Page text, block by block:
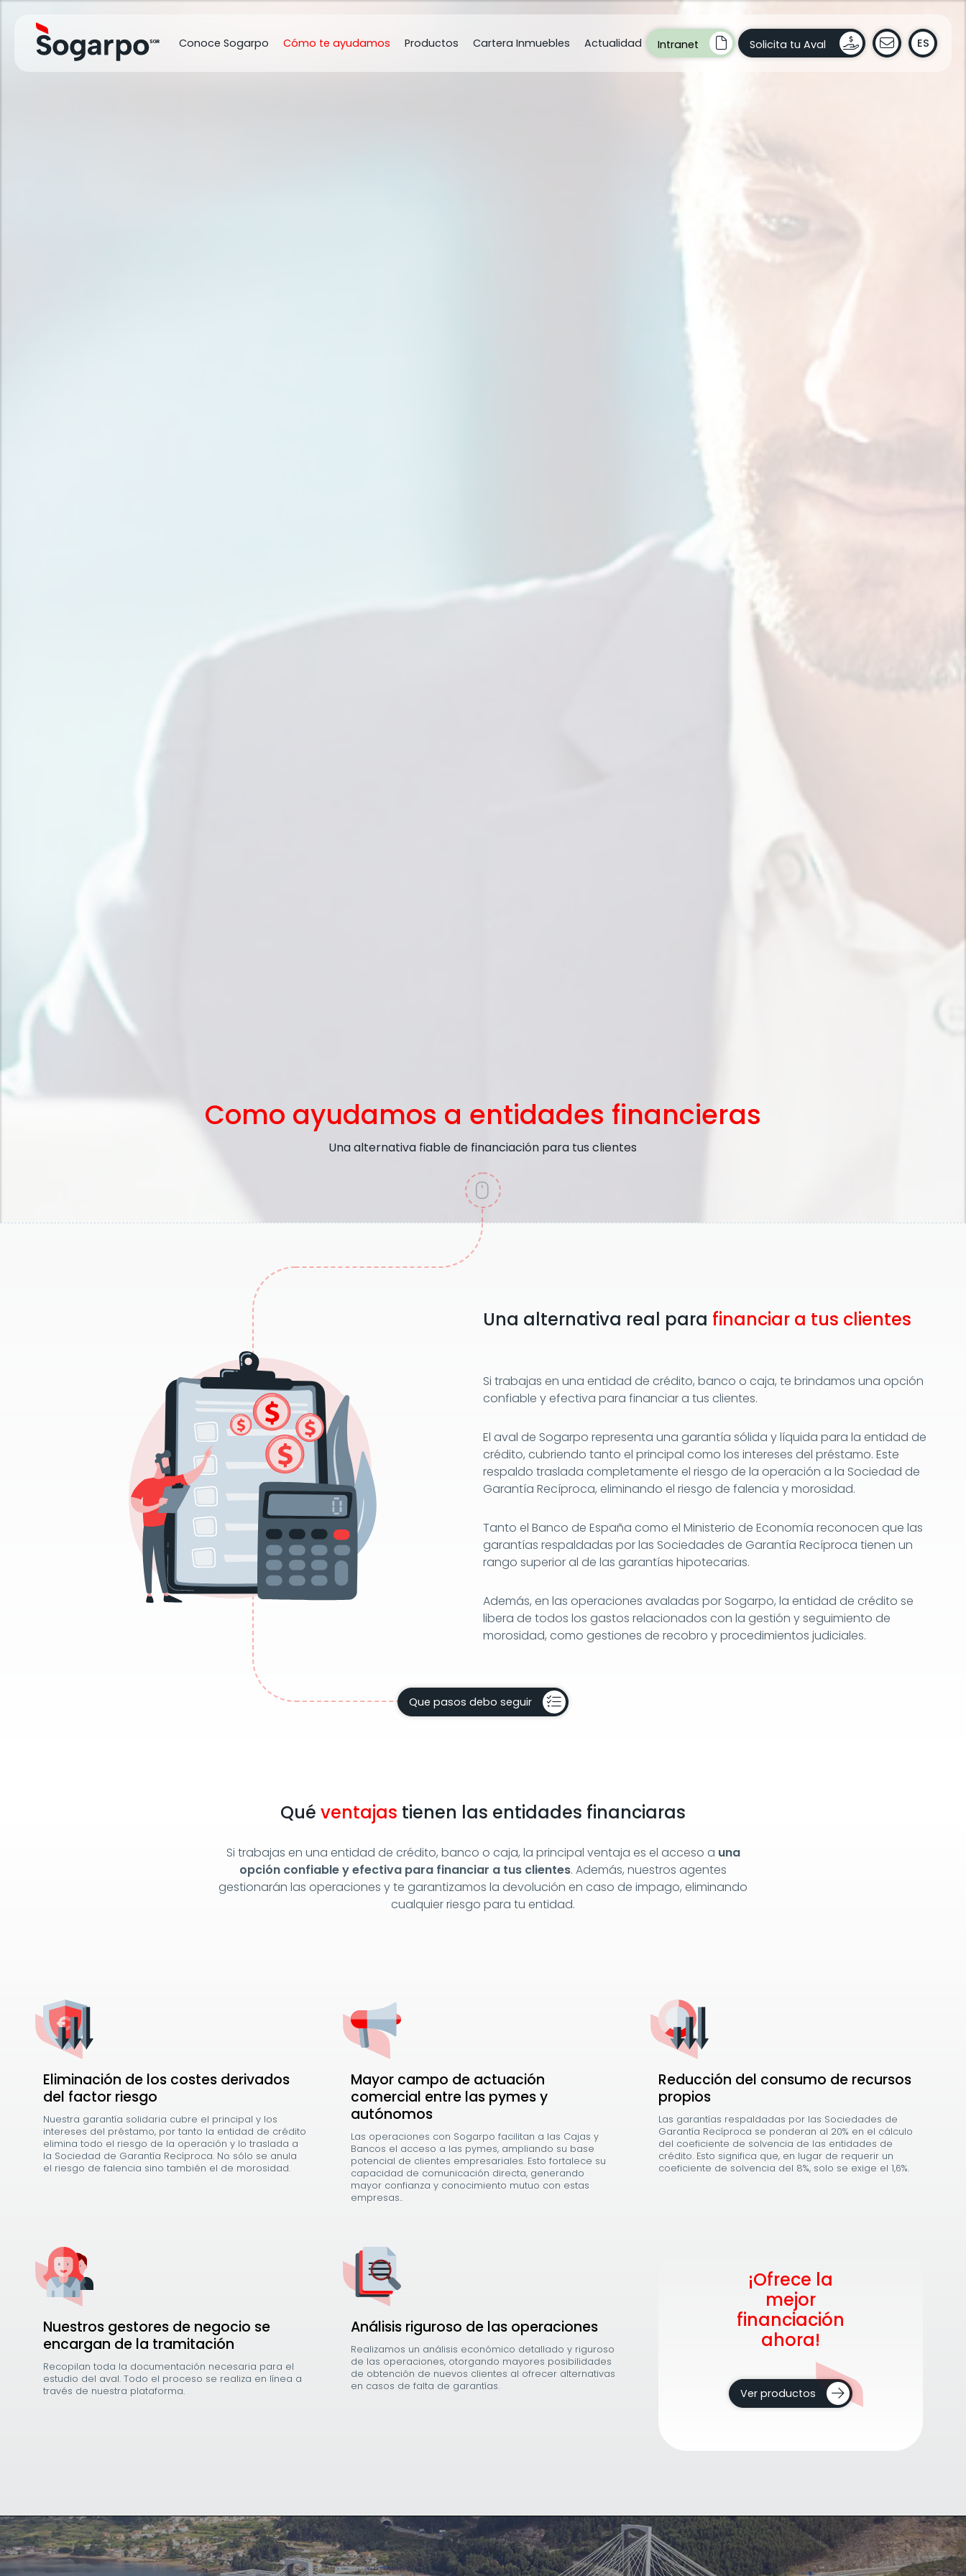
Conoce Sogarpo Cómo te ayudamos Productos Cartera Inmuebles Actualidad Intranet Solicita tu Aval ES
Como ayudamos a entidades financieras
Una alternativa fiable de financiación para tus clientes
Una alternativa real para financiar a tus clientes
Si trabajas en una entidad de crédito, banco o caja, te brindamos una opción
confiable y efectiva para financiar a tus clientes.
El aval de Sogarpo representa una garantía sólida y líquida para la entidad de
crédito, cubriendo tanto el principal como los intereses del préstamo. Este
respaldo traslada completamente el riesgo de la operación a la Sociedad de
Garantía Recíproca, eliminando el riesgo de falencia y morosidad.
Tanto el Banco de España como el Ministerio de Economía reconocen que las
garantías respaldadas por las Sociedades de Garantía Recíproca tienen un
rango superior al de las garantías hipotecarias.
Además, en las operaciones avaladas por Sogarpo, la entidad de crédito se
libera de todos los gastos relacionados con la gestión y seguimiento de
morosidad, como gestiones de recobro y procedimientos judiciales.
Que pasos debo seguir
Qué ventajas tienen las entidades financiaras
Si trabajas en una entidad de crédito, banco o caja, la principal ventaja es el acceso a una
opción confiable y efectiva para financiar a tus clientes. Además, nuestros agentes
gestionarán las operaciones y te garantizamos la devolución en caso de impago, eliminando
cualquier riesgo para tu entidad.
Eliminación de los costes derivados
del factor riesgo
Nuestra garantía solidaria cubre el principal y los
intereses del préstamo, por tanto la entidad de crédito
elimina todo el riesgo de la operación y lo traslada a
la Sociedad de Garantía Recíproca. No sólo se anula
el riesgo de falencia sino también el de morosidad.
Mayor campo de actuación
comercial entre las pymes y
autónomos
Las operaciones con Sogarpo facilitan a las Cajas y
Bancos el acceso a las pymes, ampliando su base
potencial de clientes empresariales. Esto fortalece su
capacidad de comunicación directa, generando
mayor confianza y conocimiento mutuo con estas
empresas..
Reducción del consumo de recursos
propios
Las garantías respaldadas por las Sociedades de
Garantía Recíproca se ponderan al 20% en el cálculo
del coeficiente de solvencia de las entidades de
crédito. Esto significa que, en lugar de requerir un
coeficiente de solvencia del 8%, solo se exige el 1,6%.
Nuestros gestores de negocio se
encargan de la tramitación
Recopilan toda la documentación necesaria para el
estudio del aval. Todo el proceso se realiza en línea a
través de nuestra plataforma.
Análisis riguroso de las operaciones
Realizamos un análisis económico detallado y riguroso
de las operaciones, otorgando mayores posibilidades
de obtención de nuevos clientes al ofrecer alternativas
en casos de falta de garantías.
¡Ofrece la
mejor
financiación
ahora!
Ver productos